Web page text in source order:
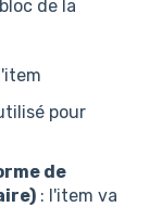
de la
pour
de
: l'item va